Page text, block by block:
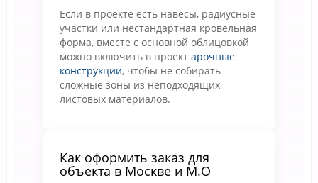
Если в проекте есть навесы, радиусные
участки или нестандартная кровельная
форма, вместе с основной облицовкой
можно включить в проект арочные
конструкции, чтобы не собирать
сложные зоны из неподходящих
листовых материалов.
Как оформить заказ для
объекта в Москве и М.О